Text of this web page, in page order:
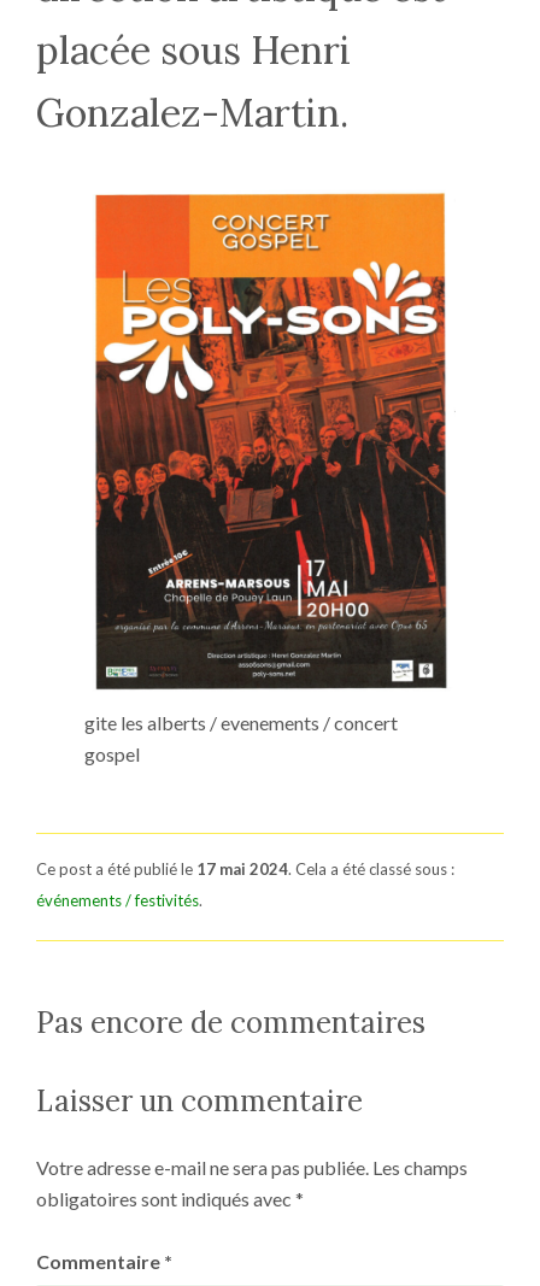
placée sous Henri
Gonzalez-Martin.
gite les alberts / evenements / concert
gospel
Ce post a été publié le 17 mai 2024. Cela a été classé sous :
événements / festivités.
Pas encore de commentaires
Laisser un commentaire
Votre adresse e-mail ne sera pas publiée. Les champs
obligatoires sont indiqués avec *
Commentaire *